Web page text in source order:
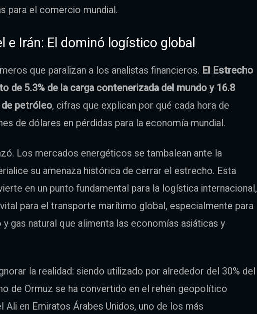
para el comercio mundial.
e Irán: El dominó logístico global
que paralizan a los analistas financieros. El Estrecho
de 5.3% de la carga contenerizada del mundo y 16.8
petróleo, cifras que explican por qué cada hora de
de dólares en pérdidas para la economía mundial.
Los mercados energéticos se tambalean ante la
su amenaza histórica de cerrar el estrecho. Esta
en un punto fundamental para la logística internacional,
para el transporte marítimo global, especialmente para
gas natural que alimenta las economías asiáticas y
la realidad: siendo utilizado por alrededor del 30% del
de Ormuz se ha convertido en el rehén geopolítico
en Emiratos Árabes Unidos, uno de los más